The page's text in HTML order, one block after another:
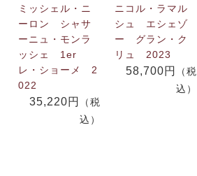
ミッシェル・ニ
ーロン シャサ
ーニュ・モンラ
ッシェ 1er
レ・ショーメ 2
022
35,220円
（税
込）
ニコル・ラマル
シュ エシェゾ
ー グラン・ク
リュ 2023
58,700円
（税
込）